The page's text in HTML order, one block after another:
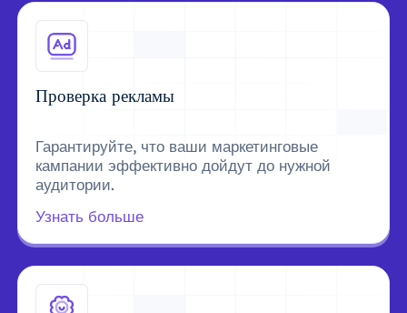
Проверка рекламы
Гарантируйте, что ваши маркетинговые
кампании эффективно дойдут до нужной
аудитории.
Узнать больше